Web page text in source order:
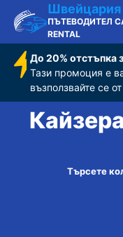
Швейцария
ПЪТЕВОДИТЕЛ
RENTAL
До 20% отстъпка
Тази промоция е
възползвайте се
Търсете